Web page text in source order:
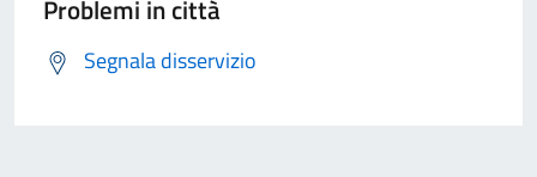
Problemi in città
Segnala disservizio